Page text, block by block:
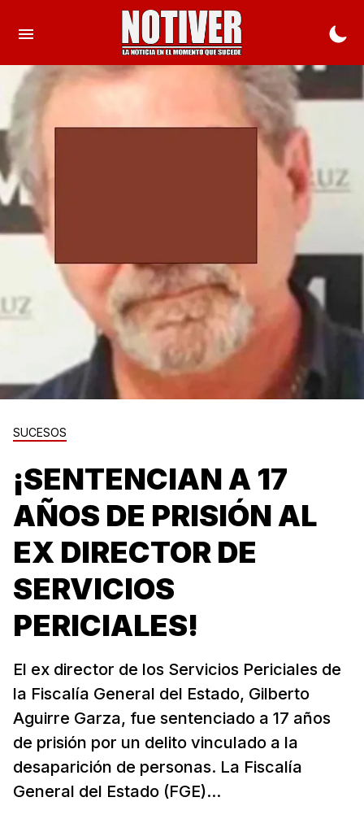
SUCESOS
¡SENTENCIAN A 17
AÑOS DE PRISIÓN AL
EX DIRECTOR DE
SERVICIOS
PERICIALES!
El ex director de los Servicios Periciales de
la Fiscalía General del Estado, Gilberto
Aguirre Garza, fue sentenciado a 17 años
de prisión por un delito vinculado a la
desaparición de personas. La Fiscalía
General del Estado (FGE)...